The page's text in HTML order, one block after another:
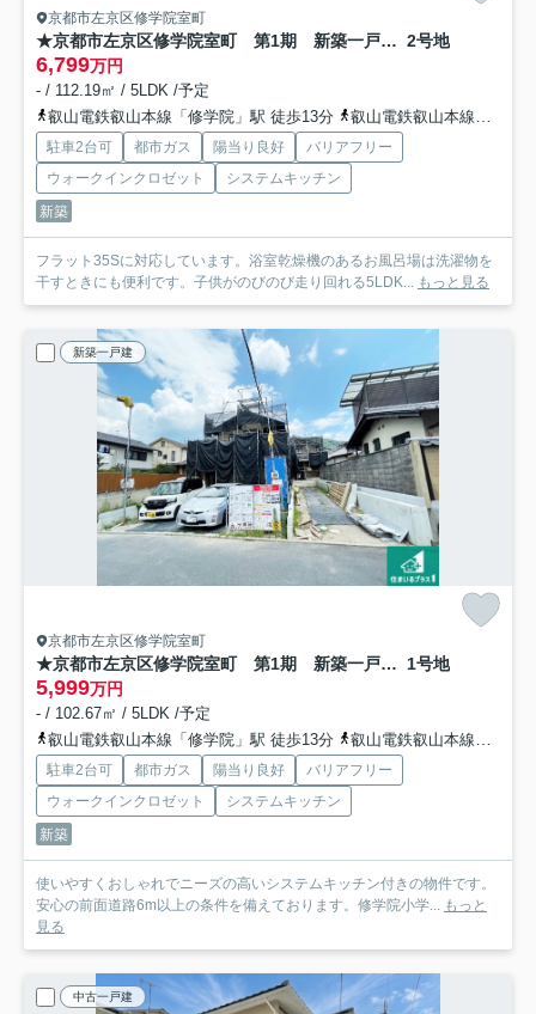
京都市左京区修学院室町
★京都市左京区修学院室町 第1期 新築一戸建て 2号地
6,799万円
- / 112.19㎡ / 5LDK /予定
叡山電鉄叡山本線「修学院」駅 徒歩13分
叡山電鉄叡山本線「宝ケ池」駅 徒歩13分
駐車2台可 都市ガス 陽当り良好
バリアフリー
ウォークインクロゼット
システムキッチン
新築
フラット35Sに対応しています。浴室乾燥機のあるお風呂場は洗濯物を
干すときにも便利です。子供がのびのび走り回れる5LDK... もっと見る
新築一戸建
京都市左京区修学院室町
★京都市左京区修学院室町 第1期 新築一戸建て 1号地
5,999万円
- / 102.67㎡ / 5LDK /予定
叡山電鉄叡山本線「修学院」駅 徒歩13分
叡山電鉄叡山本線「宝ケ池」駅 徒歩13分
駐車2台可 都市ガス 陽当り良好
バリアフリー
ウォークインクロゼット
システムキッチン
新築
使いやすくおしゃれでニーズの高いシステムキッチン付きの物件です。
安心の前面道路6m以上の条件を備えております。修学院小学... もっと
見る
中古一戸建